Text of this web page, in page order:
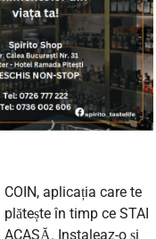
COIN, aplicația care te
plătește în timp ce STAI
ACASĂ. Instaleaz-o și